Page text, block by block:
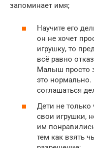
запоминает имя;
Научите его
он не хочет
игрушку, то
всё равно
Малыш просто
это нормально.
соглашаться
Дети не только
свои игрушки,
им
тем как взять